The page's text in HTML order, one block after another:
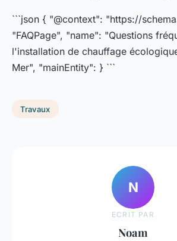
```json { "@context": "https://
"FAQPage", "name": "Questions
l'installation de chauffage
Mer", "mainEntity": } ```
Travaux
N
ECRIT PAR
Noam